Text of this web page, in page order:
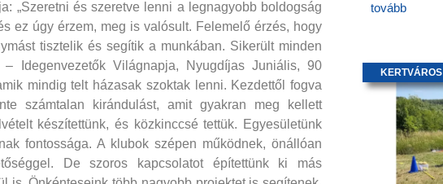
„Szeretni és szeretve lenni a legnagyobb boldogság
ez úgy érzem, meg is valósult. Felemelő érzés, hogy
tisztelik és segítik a munkában. Sikerült minden
Idegenvezetők Világnapja, Nyugdíjas Juniális, 90
mindig telt házasak szoktak lenni. Kezdettől fogva
számtalan kirándulást, amit gyakran meg kellett
készítettünk, és közkinccsé tettük. Egyesületünk
fontossága. A klubok szépen működnek, önállóan
De szoros kapcsolatot építettünk ki más
tovább
KERTVÁROS